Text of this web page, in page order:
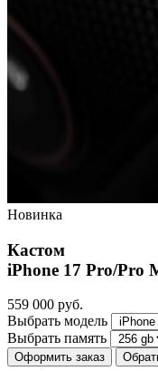
Новинка
Кастом
iPhone 17 Pro/Pro
559 000 руб.
Выбрать модель
Выбрать память
Оформить заказ